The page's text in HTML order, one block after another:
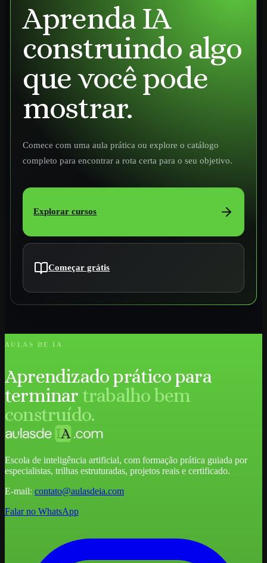
Aprenda IA
construindo algo
que você pode
mostrar.
Comece com uma aula prática ou explore o catálogo
completo para encontrar a rota certa para o seu objetivo.
Explorar cursos
Começar grátis
AULAS DE IA
Aprendizado prático para
terminar trabalho bem
construído.
Escola de inteligência artificial, com formação prática guiada por
especialistas, trilhas estruturadas, projetos reais e certificado.
E-mail: contato@aulasdeia.com
Falar no WhatsApp